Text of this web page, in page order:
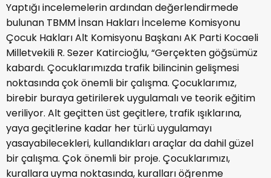
Yaptığı incelemelerin ardından değerlendirmede
bulunan TBMM İnsan Hakları İnceleme Komisyonu
Çocuk Hakları Alt Komisyonu Başkanı AK Parti Kocaeli
Milletvekili R. Sezer Katircioğlu, “Gerçekten göğsümüz
kabardı. Çocuklarımızda trafik bilincinin gelişmesi
noktasında çok önemli bir çalışma. Çocuklarımız,
birebir buraya getirilerek uygulamalı ve teorik eğitim
veriliyor. Alt geçitten üst geçitlere, trafik ışıklarına,
yaya geçitlerine kadar her türlü uygulamayı
yasayabilecekleri, kullandıkları araçlar da dahil güzel
bir çalışma. Çok önemli bir proje. Çocuklarımızı,
kurallara uyma noktasında, kuralları öğrenme